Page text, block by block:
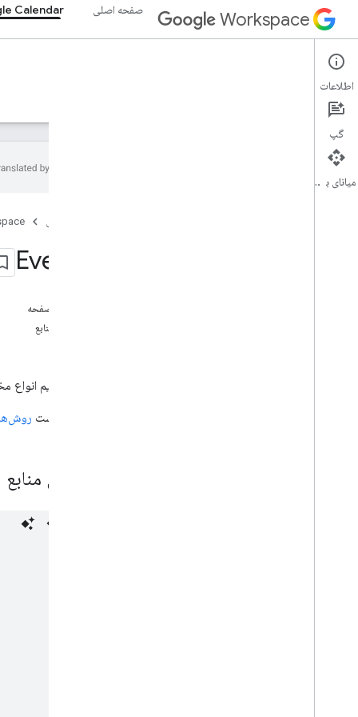
Workspace صفحه اصلی Calendar
Google Calendar
نمای کلی
صفحه اصلی
Events
در این صفحه
نمایش منابع
برای فهرست
نمایش منابع
اطلاعات
گپ
میانای برنامه‌سازی کاربردی